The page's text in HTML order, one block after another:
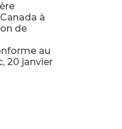
à
de
au
20 janvier